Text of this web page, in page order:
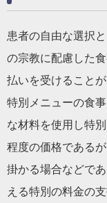
患者の自由な選択
の宗教に配慮した
払いを受けること
特別メニューの食
な材料を使用し特
程度の価格である
掛かる場合などで
える特別の料金の